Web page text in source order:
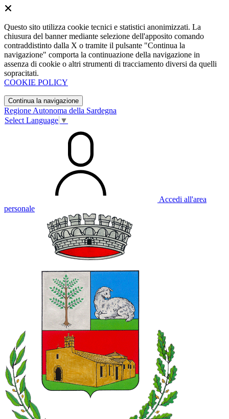
Questo sito utilizza cookie tecnici e statistici anonimizzati. La
chiusura del banner mediante selezione dell'apposito comando
contraddistinto dalla X o tramite il pulsante "Continua la
navigazione" comporta la continuazione della navigazione in
assenza di cookie o altri strumenti di tracciamento diversi da quelli
sopracitati.
COOKIE POLICY
Continua la navigazione
Regione Autonoma della Sardegna
Select Language ▼
Accedi all'area
personale